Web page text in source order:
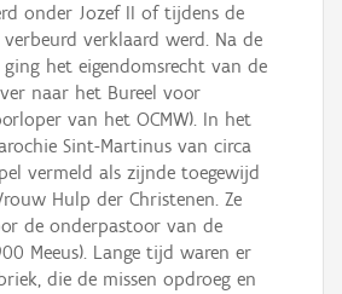
onder Jozef II of tijdens de
verklaard werd. Na de
het eigendomsrecht van de
naar het Bureel voor
van het OCMW). In het
Sint-Martinus van circa
vermeld als zijnde toegewijd
Hulp der Christenen. Ze
de onderpastoor van de
Meeus). Lange tijd waren er
die de missen opdroeg en